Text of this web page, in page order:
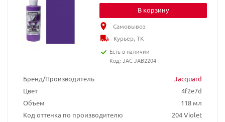
Бренд/Производитель
Jacquard
Цвет
4f2e7d
Объем
118 мл
Код оттенка по производителю
204 Violet
В корзину
Самовывоз
Курьер, ТК
Есть в наличии
Код: JAC-JAB2204